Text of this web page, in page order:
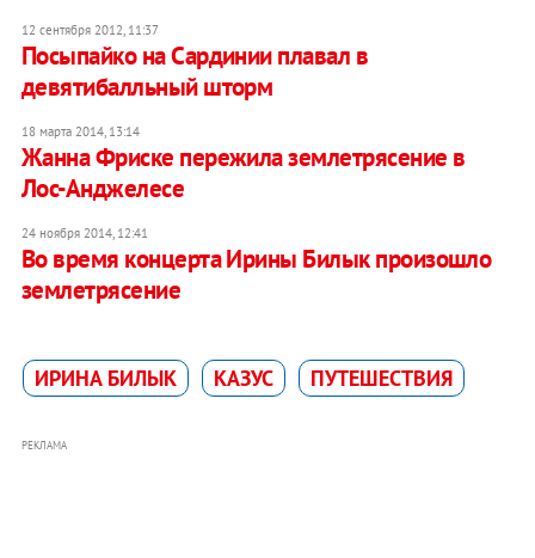
12 сентября 2012, 11:37
Посыпайко на Сардинии плавал в
девятибалльный шторм
18 марта 2014, 13:14
Жанна Фриске пережила землетрясение в
Лос-Анджелесе
24 ноября 2014, 12:41
Во время концерта Ирины Билык произошло
землетрясение
ИРИНА БИЛЫК КАЗУС ПУТЕШЕСТВИЯ
РЕКЛАМА